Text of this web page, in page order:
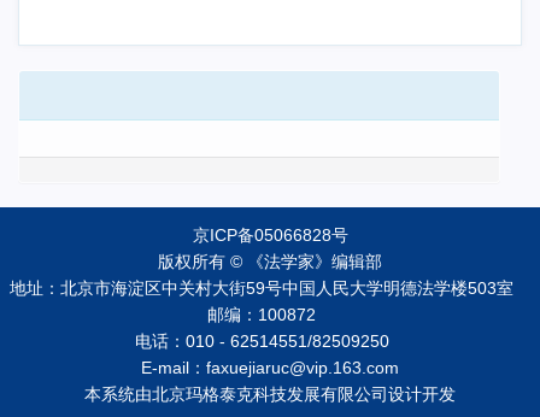
京ICP备05066828号
版权所有 © 《法学家》编辑部
地址：北京市海淀区中关村大街59号中国人民大学明德法学楼503室
邮编：100872
电话：010 - 62514551/82509250
E-mail：faxuejiaruc@vip.163.com
本系统由北京玛格泰克科技发展有限公司设计开发